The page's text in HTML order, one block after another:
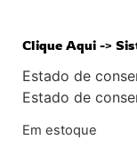
Clique Aqui ->
Estado de
Estado de
Em estoque